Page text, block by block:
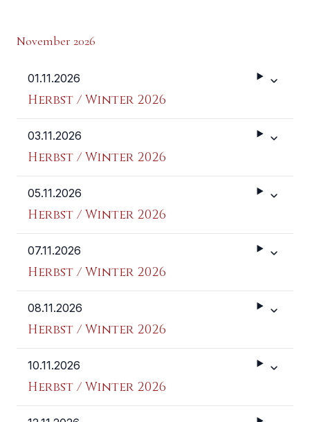
November 2026
01.11.2026
Herbst / Winter 2026
Weitere
03.11.2026
Herbst / Winter 2026
Weitere
05.11.2026
Herbst / Winter 2026
Weitere
07.11.2026
Herbst / Winter 2026
Weitere
08.11.2026
Herbst / Winter 2026
Weitere
10.11.2026
Herbst / Winter 2026
Weitere